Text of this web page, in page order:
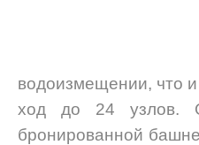
водоизмещении, что и
ход до 24 узлов.
бронированной